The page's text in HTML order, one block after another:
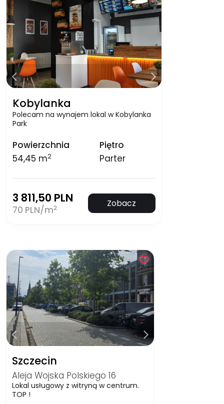
Kobylanka
Polecam na wynajem lokal w Kobylanka
Park
Powierzchnia
54,45 m2
Piętro
Parter
3 811,50 PLN
70 PLN/m2 Zobacz
Szczecin
Aleja Wojska Polskiego 16
Lokal usługowy z witryną w centrum.
TOP !